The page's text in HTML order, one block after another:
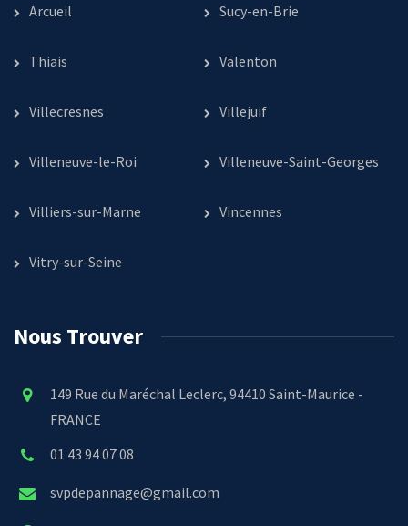
Arcueil Sucy-en-Brie
Thiais Valenton
Villecresnes Villejuif
Villeneuve-le-Roi Villeneuve-Saint-Georges
Villiers-sur-Marne Vincennes
Vitry-sur-Seine
Nous Trouver
149 Rue du Maréchal Leclerc, 94410 Saint-Maurice -
FRANCE
01 43 94 07 08
svpdepannage@gmail.com